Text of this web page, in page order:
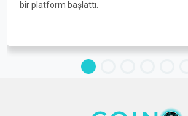
bir platform başlattı.